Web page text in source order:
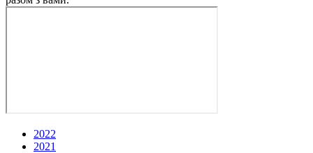
2022
2021